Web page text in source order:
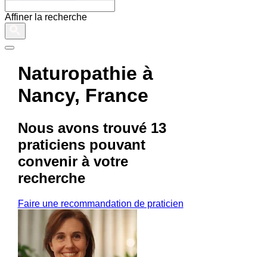
Affiner la recherche
Naturopathie à
Nancy, France
Nous avons trouvé 13
praticienspouvant
convenir à votre
recherche
Faire une recommandation de praticien